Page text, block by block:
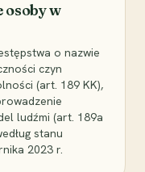
osoby w
o nazwie
czyn
(art. 189 KK),
ludźmi (art. 189a
stanu
2023 r.